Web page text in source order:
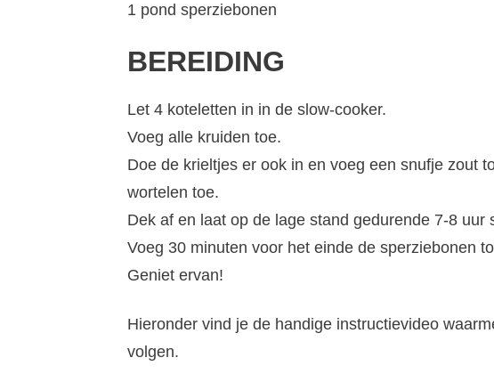
1 pond sperziebonen
BEREIDING
Let 4 koteletten in in de slow-cooker.
Voeg alle kruiden toe.
Doe de krieltjes er ook in en voeg een snufje zout
wortelen toe.
Dek af en laat op de lage stand gedurende 7-8
Voeg 30 minuten voor het einde de sperziebonen
Geniet ervan!
Hieronder vind je de handige instructievideo
volgen.